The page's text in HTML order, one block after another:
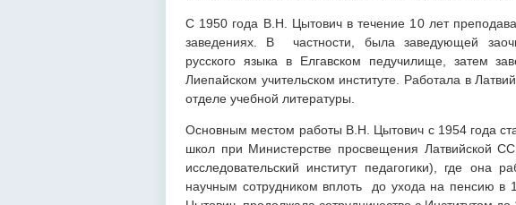
С 1950 года В.Н. Цытович в течение 10 лет
заведениях. В частности, была заведующей
русского языка в Елгавском педучилище, затем
Лиепайском учительском институте. Работала в
отделе учебной литературы.
Основным местом работы В.Н. Цытович с 1954 года
школ при Министерстве просвещения Латвийской
исследовательский институт педагогики), где
научным сотрудником вплоть до ухода на пенсию в